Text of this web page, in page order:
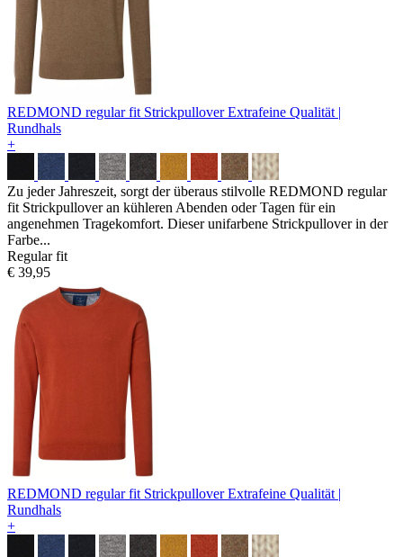
REDMOND regular fit StrickpulloverExtrafeine Qualität |
Rundhals
+
Zu jeder Jahreszeit, sorgt der überaus stilvolle REDMOND regular
fit Strickpullover an kühleren Abenden oder Tagen für ein
angenehmen Tragekomfort. Dieser unifarbene Strickpullover in der
Farbe...
Regular fit
€ 39,95
REDMOND regular fit StrickpulloverExtrafeine Qualität |
Rundhals
+